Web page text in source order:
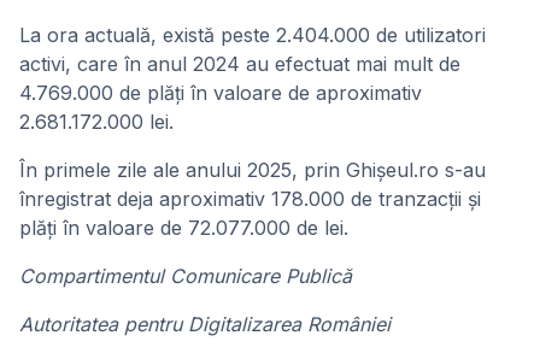
La ora actuală, există peste 2.404.000 de utilizatori
activi, care în anul 2024 au efectuat mai mult de
4.769.000 de plăți în valoare de aproximativ
2.681.172.000 lei.
În primele zile ale anului 2025, prin Ghișeul.ro s-au
înregistrat deja aproximativ 178.000 de tranzacții și
plăți în valoare de 72.077.000 de lei.
Compartimentul Comunicare Publică
Autoritatea pentru Digitalizarea României